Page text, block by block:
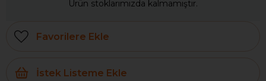
Ürün stoklarımızda kalmamıştır.
Favorilere Ekle
İstek Listeme Ekle